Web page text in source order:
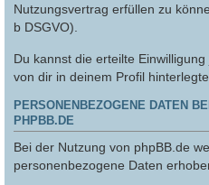
Nutzungsvertrag erfüllen zu
b DSGVO).
Du kannst die erteilte
von dir in deinem Profil
PERSONENBEZOGENE DATEN
PHPBB.DE
Bei der Nutzung von phpBB.de
personenbezogene Daten